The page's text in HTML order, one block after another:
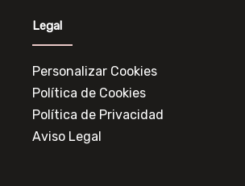
Legal
Personalizar Cookies
Política de Cookies
Política de Privacidad
Aviso Legal